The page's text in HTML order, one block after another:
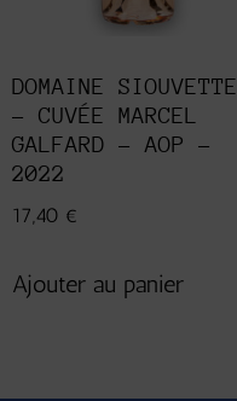
DOMAINE SIOUVETTE
– CUVÉE MARCEL
GALFARD – AOP –
2022
17,40 €
Ajouter au panier